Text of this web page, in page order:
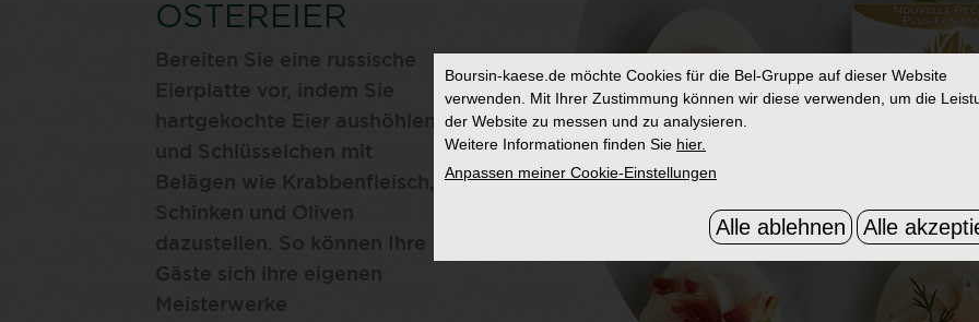
OSTEREIER
Bereiten Sie eine russische
Eierplatte vor, indem Sie
hartgekochte Eier aushöhlen
und Schlüsselchen mit
Belägen wie Krabbenfleisch,
Schinken und Oliven
dazustellen. So können Ihre
Gäste sich ihre eigenen
Meisterwerke
Boursin-kaese.de möchte Cookies für die Bel-Gruppe auf dieser Website
verwenden. Mit Ihrer Zustimmung können wir diese verwenden, um die
der Website zu messen und zu analysieren.
Weitere Informationen finden Sie hier.
Anpassen meiner Cookie-Einstellungen
Alle ablehnen Alle